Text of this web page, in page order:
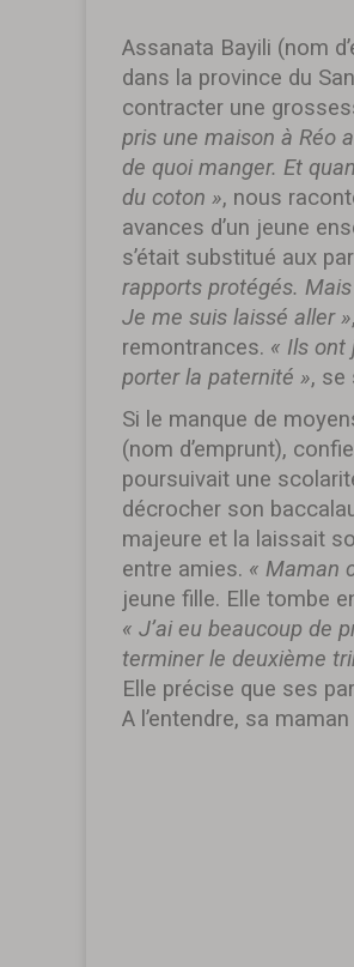
Assanata Bayili (nom
dans la province du
contracter une
pris une maison à Réo
de quoi manger. Et
du coton », nous
avances d’un jeune
s’était substitué aux
rapports protégés.
Je me suis laissé aller »
remontrances. « Ils ont
porter la paternité », se
Si le manque de
(nom d’emprunt),
poursuivait une
décrocher son
majeure et la laissait
entre amies. « Maman
jeune fille. Elle tombe
« J’ai eu beaucoup de
terminer le deuxième
Elle précise que ses
A l’entendre, sa